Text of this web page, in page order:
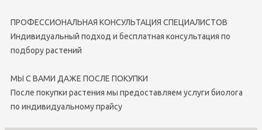
ПРОФЕССИОНАЛЬНАЯ КОНСУЛЬТАЦИЯ СПЕЦИАЛИСТОВ
Индивидуальный подход и бесплатная консультация по
подбору растений
МЫ С ВАМИ ДАЖЕ ПОСЛЕ ПОКУПКИ
После покупки растения мы предоставляем услуги биолога
по индивидуальному прайсу